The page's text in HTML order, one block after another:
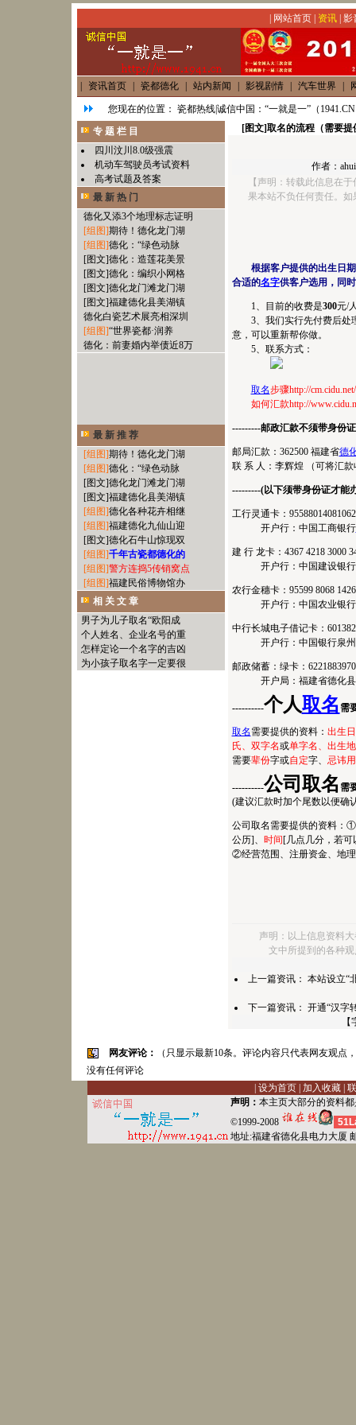
网站首页| 资讯| 影
资讯首页 瓷都德化 站内新闻 影视剧情 汽车世界
您现在的位置： 瓷都热线|诚信中国：“一就是一”（
专 题 栏 目
四川汶川8.0级强震
机动车驾驶员考试资料
高考试题及答案
最 新 热 门
德化又添3个地理标志证明
[组图]期待！德化龙门湖
[组图]德化：“绿色动脉
[图文]德化：造莲花美景
[图文]德化：编织小网格
[图文]德化龙门滩龙门湖
[图文]福建德化县美湖镇
德化白瓷艺术展亮相深圳
[组图]“世界瓷都·润养
德化：前妻婚内举债近8万
最 新 推 荐
[组图]期待！德化龙门湖
[组图]德化：“绿色动脉
[图文]德化龙门滩龙门湖
[图文]福建德化县美湖镇
[组图]德化各种花卉相继
[组图]福建德化九仙山迎
[图文]德化石牛山惊现双
[组图]千年古瓷都德化的
[组图]警方连捣5传销窝点
[组图]福建民俗博物馆办
相 关 文 章
男子为儿子取名“欧阳成
个人姓名、企业名号的重
怎样定论一个名字的吉凶
为小孩子取名字一定要很
[图文]取名的流程（需要
作者： ahui
【声明：转载此信息在
果本站不负任何责任。
根据客户提供的出生日
合适的名字供客户选用，同
1、目前的收费是300元/
3、我们实行先付费后处理
意，可以重新帮你做。
5、联系方式：
取名步骤http://
如何汇款http://
---------邮政汇款不须带身份
邮局汇款：362500 福建省德
联 系 人：李辉煌 （可将汇
---------(以下须带身份证才能
工行灵通卡：
开户行：中国工商银行
建 行 龙卡：4367 4218 3000
开户行：中国建设银行
农行金穗卡：95599 8068
开户行：中国农业银行
中行长城电子借记卡：
开户行：中国银行泉州
邮政储蓄：绿卡：
开户局：福建省德化县
----------个人取名 需
取名 需要提供的资料： 出生
氏、双字名或单字名、出生
需要辈份字或自定字、 忌讳
----------公司取名 需
(建议汇款时加个尾数以便确
公司取名需要提供的资料：
公历]、
时间[几点几分，若可
②经营范围、注册资金、地
声明：以上信息资料
文中所提到的各种
上一篇资讯： 本站设立“
下一篇资讯： 开通“汉字
网友评论：
（只显示最新10条。评论内容只代表网友观点
没有任何评论
设为首页| 加入收藏|
声明： 本主页大部分的资料
©1999-2008
地址:福建省德化县电力大厦